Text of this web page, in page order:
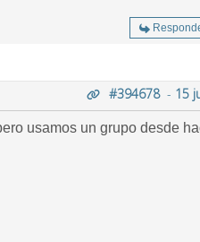
#394678- 15
usamos un grupo desde